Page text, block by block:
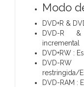
Modo
DVD+R &
DVD-R &
incremental
DVD+RW :
DVD-
restringida/
DVD-RAM :